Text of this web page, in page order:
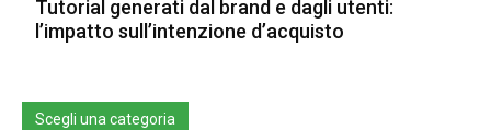
Tutorial generati dal brand e dagli utenti:
l’impatto sull’intenzione d’acquisto
Scegli una categoria